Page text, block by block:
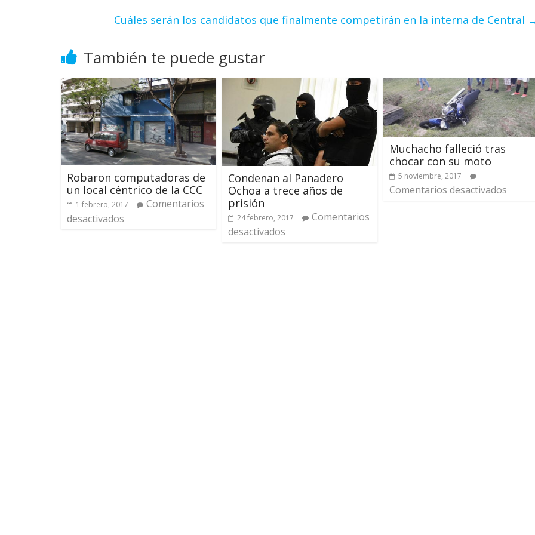
Cuáles serán los candidatos que finalmente competirán en la interna de Central
También te puede gustar
Robaron computadoras de
un local céntrico de la CCC
1 febrero, 2017
Comentarios
desactivados
Condenan al Panadero
Ochoa a trece años de
prisión
24 febrero, 2017
Comentarios
desactivados
Muchacho falleció tras
chocar con su moto
5 noviembre, 2017
Comentarios desactivados